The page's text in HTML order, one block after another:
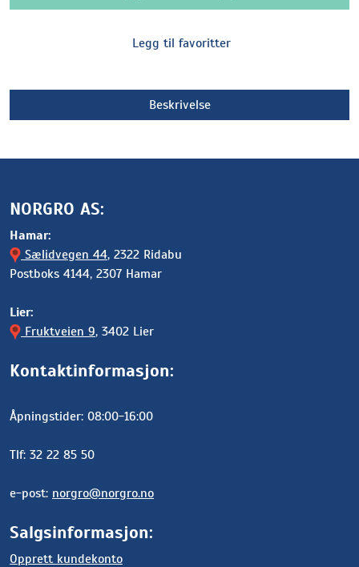
Legg til favoritter
Beskrivelse
NORGRO AS:
Hamar:
Sælidvegen 44, 2322 Ridabu
Postboks 4144, 2307 Hamar
Lier:
Fruktveien 9, 3402 Lier
Kontaktinformasjon:
Åpningstider: 08:00-16:00
Tlf: 32 22 85 50
e-post: norgro@norgro.no
Salgsinformasjon:
Opprett kundekonto